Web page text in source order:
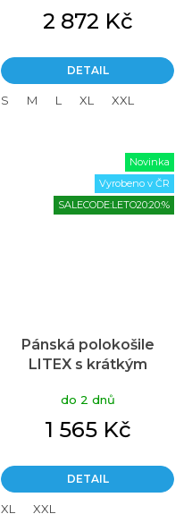
2 872 Kč
DETAIL
S M L XL XXL
Novinka
Vyrobeno v ČR
SALECODE:LETO20:20:%
Pánská polokošile
LITEX s krátkým
do 2 dnů
1 565 Kč
DETAIL
XL XXL